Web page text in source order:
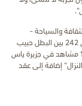
الثقافة والسياحة –
أبوظبي في عام 2019، وبناءً عليها تم اضافة مباراة يو إف سي 242 بين البطل حبيب
نورمحمدوف وداستن بوريير والتي استقطبت أكثر من 14,000 مشاهد في جزيرة ياس
إضافة إلى عقد